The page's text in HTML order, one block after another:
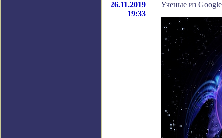
26.11.2019
19:33
Ученые из